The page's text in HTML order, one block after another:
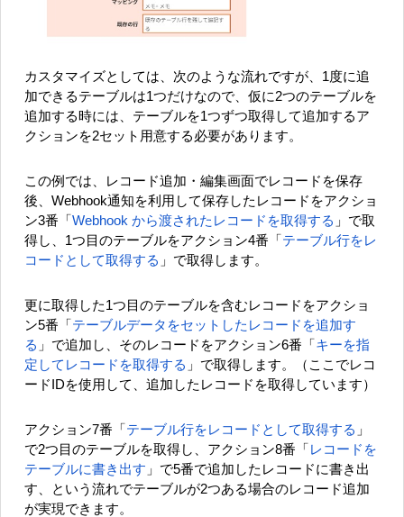
カスタマイズとしては、次のような流れですが、1度に追
加できるテーブルは1つだけなので、仮に2つのテーブルを
追加する時には、テーブルを1つずつ取得して追加するア
クションを2セット用意する必要があります。
この例では、レコード追加・編集画面でレコードを保存
後、Webhook通知を利用して保存したレコードをアクショ
ン3番「 Webhook から渡されたレコードを取得する 」で取
得し、1つ目のテーブルをアクション4番「 テーブル行をレ
コードとして取得する 」で取得します。
更に取得した1つ目のテーブルを含むレコードをアクショ
ン5番「 テーブルデータをセットしたレコードを追加す
る 」で追加し、そのレコードをアクション6番「 キーを指
定してレコードを取得する 」で取得します。（ここでレコ
ードIDを使用して、追加したレコードを取得しています）
アクション7番「 テーブル行をレコードとして取得する 」
で2つ目のテーブルを取得し、アクション8番「 レコードを
テーブルに書き出す 」で5番で追加したレコードに書き出
す、という流れでテーブルが2つある場合のレコード追加
が実現できます。